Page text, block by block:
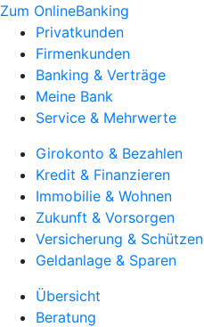
Zum OnlineBanking
Privatkunden
Firmenkunden
Banking & Verträge
Meine Bank
Service & Mehrwerte
Girokonto & Bezahlen
Kredit & Finanzieren
Immobilie & Wohnen
Zukunft & Vorsorgen
Versicherung & Schützen
Geldanlage & Sparen
Übersicht
Beratung